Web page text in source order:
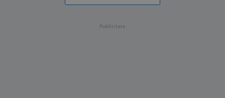
Publicitate